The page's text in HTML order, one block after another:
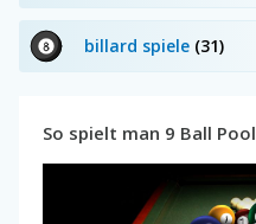
billard spiele (31)
So spielt man 9 Ball Pool